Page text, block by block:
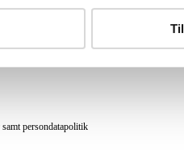
persondatapolitik